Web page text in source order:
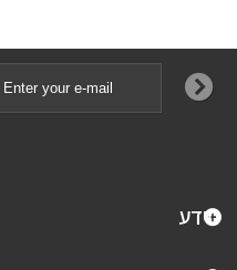
מידע